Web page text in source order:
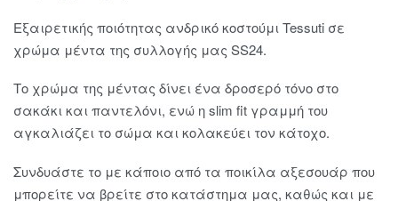
Εξαιρετικής ποιότητας ανδρικό κοστούμι Tessuti σε
χρώμα μέντα της συλλογής μας SS24.
Το χρώμα της μέντας δίνει ένα δροσερό τόνο στο
σακάκι και παντελόνι, ενώ η slim fit γραμμή του
αγκαλιάζει το σώμα και κολακεύει τον κάτοχο.
Συνδυάστε το με κάποιο από τα ποικίλα αξεσουάρ που
μπορείτε να βρείτε στο κατάστημα μας, καθώς και με